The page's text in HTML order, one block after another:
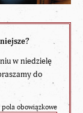
w niedzielę
do
pola obowiązkowe